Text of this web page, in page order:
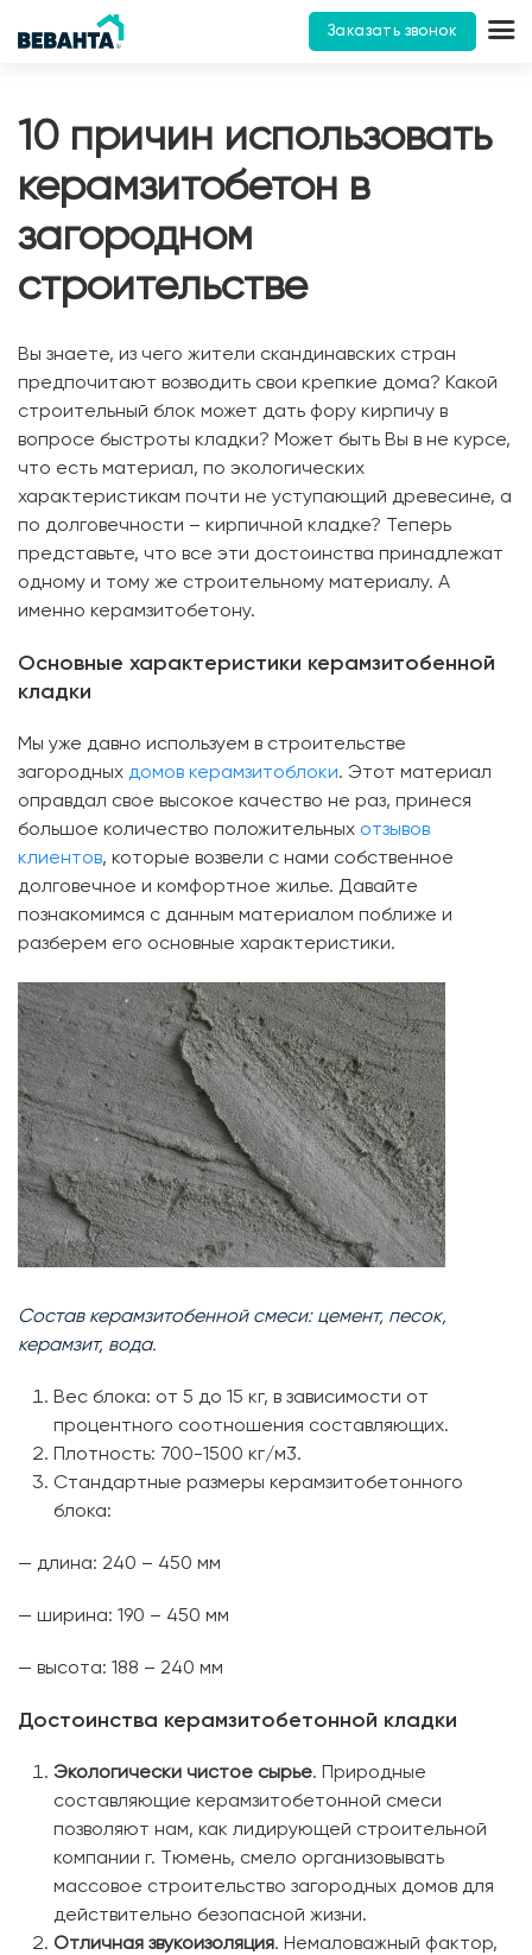
Заказать звонок
10 причин использовать
керамзитобетон в
загородном
строительстве
Вы знаете, из чего жители скандинавских стран
предпочитают возводить свои крепкие дома? Какой
строительный блок может дать фору кирпичу в
вопросе быстроты кладки? Может быть Вы в не курсе,
что есть материал, по экологических
характеристикам почти не уступающий древесине, а
по долговечности – кирпичной кладке? Теперь
представьте, что все эти достоинства принадлежат
одному и тому же строительному материалу. А
именно керамзитобетону.
Основные характеристики керамзитобенной
кладки
Мы уже давно используем в строительстве
загородных домов керамзитоблоки. Этот материал
оправдал свое высокое качество не раз, принеся
большое количество положительных отзывов
клиентов, которые возвели с нами собственное
долговечное и комфортное жилье. Давайте
познакомимся с данным материалом поближе и
разберем его основные характеристики.
Состав керамзитобенной смеси: цемент, песок,
керамзит, вода.
Вес блока: от 5 до 15 кг, в зависимости от
процентного соотношения составляющих.
Плотность: 700-1500 кг/м3.
Стандартные размеры керамзитобетонного
блока:
— длина: 240 – 450 мм
— ширина: 190 – 450 мм
— высота: 188 – 240 мм
Достоинства керамзитобетонной кладки
Экологически чистое сырье. Природные
составляющие керамзитобетонной смеси
позволяют нам, как лидирующей строительной
компании г. Тюмень, смело организовывать
массовое строительство загородных домов для
действительно безопасной жизни.
Отличная звукоизоляция. Немаловажный фактор,